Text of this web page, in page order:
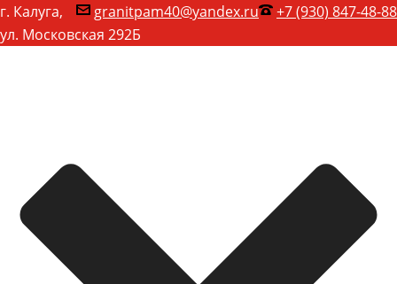
+7 (930) 847-48-88
granitpam40@yandex.ru
г. Калуга,
ул. Московская 292Б